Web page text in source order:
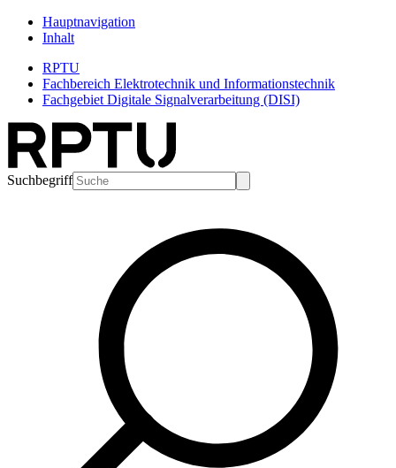
Hauptnavigation
Inhalt
RPTU
Fachbereich Elektrotechnik und Informationstechnik
Fachgebiet Digitale Signalverarbeitung (DISI)
Suchbegriff